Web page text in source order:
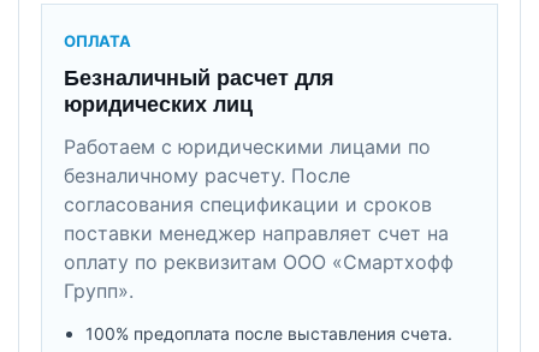
ОПЛАТА
Безналичный расчет для
юридических лиц
Работаем с юридическими лицами по
безналичному расчету. После
согласования спецификации и сроков
поставки менеджер направляет счет на
оплату по реквизитам ООО «Смартхофф
Групп».
100% предоплата после выставления счета.